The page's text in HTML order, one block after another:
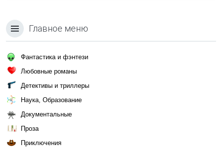
Главное меню
Фантастика и фэнтези
Любовные романы
Детективы и триллеры
Наука, Образование
Документальные
Проза
Приключения